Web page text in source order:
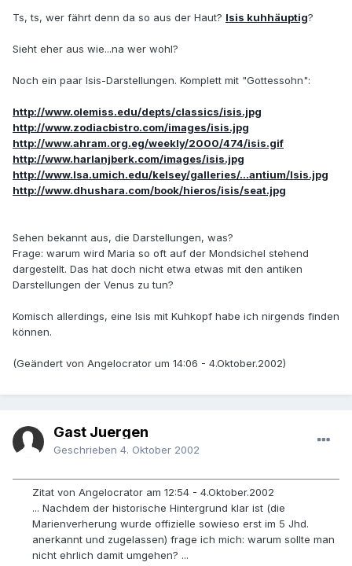
Ts, ts, wer fährt denn da so aus der Haut? Isis kuhhäuptig?
Sieht eher aus wie...na wer wohl?
Noch ein paar Isis-Darstellungen. Komplett mit "Gottessohn":
http://www.olemiss.edu/depts/classics/isis.jpg
http://www.zodiacbistro.com/images/isis.jpg
http://www.ahram.org.eg/weekly/2000/474/isis.gif
http://www.harlanjberk.com/images/isis.jpg
http://www.lsa.umich.edu/kelsey/galleries/...antium/Isis.jpg
http://www.dhushara.com/book/hieros/isis/seat.jpg
Sehen bekannt aus, die Darstellungen, was?
Frage: warum wird Maria so oft auf der Mondsichel stehend
dargestellt. Das hat doch nicht etwa etwas mit den antiken
Darstellungen der Venus zu tun?
Komisch allerdings, eine Isis mit Kuhkopf habe ich nirgends finden
können.
(Geändert von Angelocrator um 14:06 - 4.Oktober.2002)
Gast Juergen
Geschrieben 4. Oktober 2002
Zitat von Angelocrator am 12:54 - 4.Oktober.2002
... Nachdem der historische Hintergrund klar ist (die
Marienverherung wurde offizielle sowieso erst im 5 Jhd.
anerkannt und zugelassen) frage ich mich: warum sollte man
nicht ehrlich damit umgehen? ...